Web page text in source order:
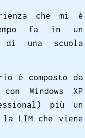
che mi è
fa in un
di una scuola
è composto da
Windows XP
più un
la LIM che viene